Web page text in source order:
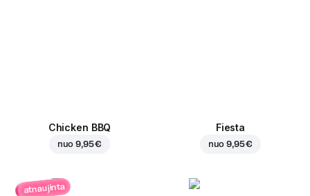
Chicken BBQ
nuo9,95 €
Fiesta
nuo9,95 €
atnaujinta